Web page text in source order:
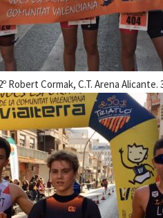
Robert Cormak, C.T. Arena